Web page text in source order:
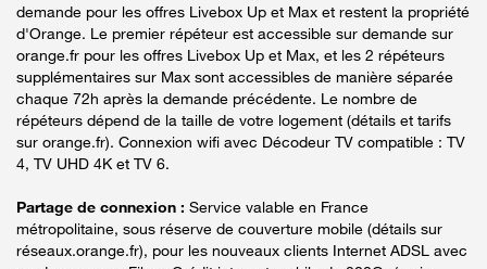
demande pour les offres Livebox Up et Max et restent la propriété
d'Orange. Le premier répéteur est accessible sur demande sur
orange.fr pour les offres Livebox Up et Max, et les 2 répéteurs
supplémentaires sur Max sont accessibles de manière séparée
chaque 72h après la demande précédente. Le nombre de
répéteurs dépend de la taille de votre logement (détails et tarifs
sur orange.fr). Connexion wifi avec Décodeur TV compatible : TV
4, TV UHD 4K et TV 6.
Partage de connexion : Service valable en France
métropolitaine, sous réserve de couverture mobile (détails sur
réseaux.orange.fr), pour les nouveaux clients Internet ADSL avec